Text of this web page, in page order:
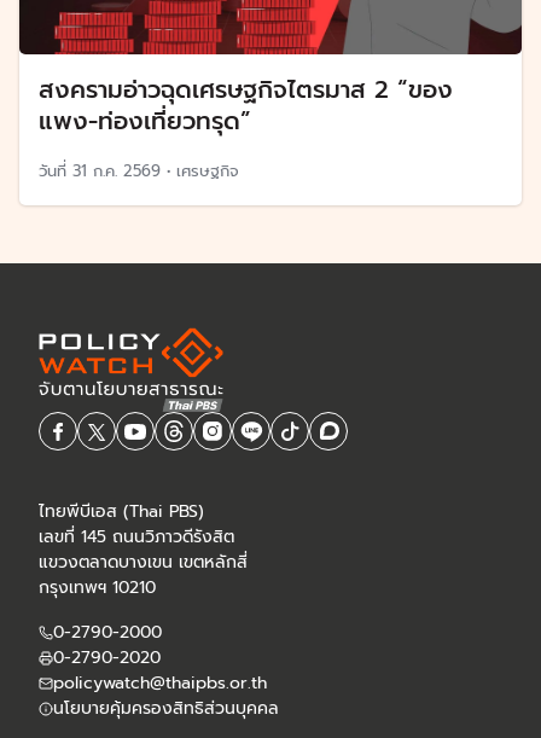
สงครามอ่าวฉุดเศรษฐกิจไตรมาส 2 “ของ
แพง-ท่องเที่ยวทรุด”
วันที่ 31 ก.ค. 2569 • เศรษฐกิจ
ไทยพีบีเอส (Thai PBS)
เลขที่ 145 ถนนวิภาวดีรังสิต
แขวงตลาดบางเขน เขตหลักสี่
กรุงเทพฯ 10210
0-2790-2000
0-2790-2020
policywatch@thaipbs.or.th
นโยบายคุ้มครองสิทธิส่วนบุคคล